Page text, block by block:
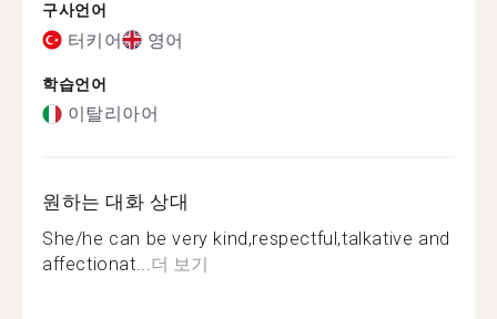
구사언어
터키어 영어
학습언어
이탈리아어
원하는 대화 상대
She/he can be very kind,respectful,talkative and
affectionat...더 보기